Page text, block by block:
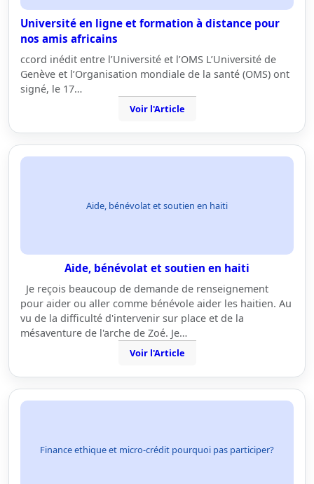
Université en ligne et formation à distance pour
nos amis africains
ccord inédit entre l’Université et l’OMS L’Université de
Genève et l’Organisation mondiale de la santé (OMS) ont
signé, le 17…
Voir l'Article
Aide, bénévolat et soutien en haiti
Aide, bénévolat et soutien en haiti
Je reçois beaucoup de demande de renseignement
pour aider ou aller comme bénévole aider les haitien. Au
vu de la difficulté d'intervenir sur place et de la
mésaventure de l'arche de Zoé. Je…
Voir l'Article
Finance ethique et micro-crédit pourquoi pas participer?